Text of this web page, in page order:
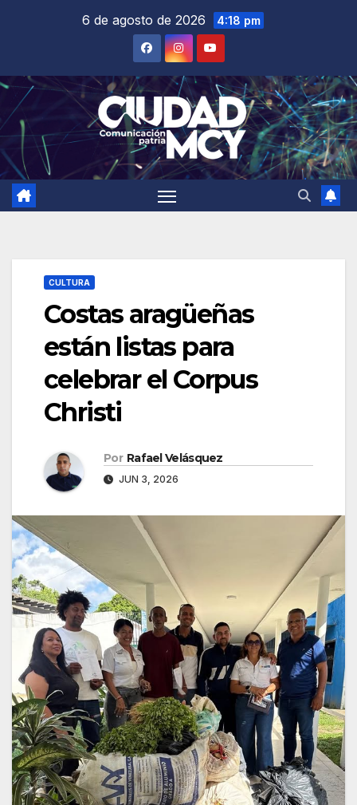
6 de agosto de 2026 4:18 pm
CULTURA
Costas aragüeñas
están listas para
celebrar el Corpus
Christi
Por Rafael Velásquez
JUN 3, 2026